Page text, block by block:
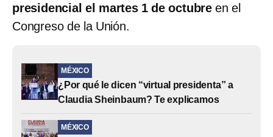
presidencial el martes 1 de octubre en el
Congreso de la Unión.
MÉXICO
¿Por qué le dicen “virtual presidenta” a
Claudia Sheinbaum? Te explicamos
MÉXICO